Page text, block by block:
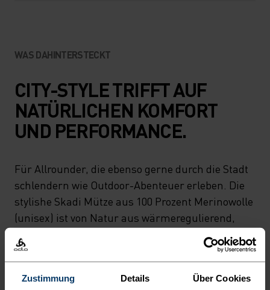
Zustimmung Details Über Cookies
WAS DAHINTERSTECKT
CITY-STYLE TRIFFT AUF
NATÜRLICHEN KOMFORT
UND PERFORMANCE.
Für Allrounder, die ebenso gerne durch die Stadt
schlendern wie Outdoor-Abenteuer erleben. Die
stylishe Skadi Mütze aus 100 Prozent Merinowolle
(unisex) ist von Natur aus wärmeregulierend,
antimikrobiell und atmungsaktiv. Kurz: die
perfekte zeitlose Begleiterin bei kaltem Wetter,
egal, ob auf kühlen Pfaden in der Natur oder
frostigen Strassen in der Stadt.